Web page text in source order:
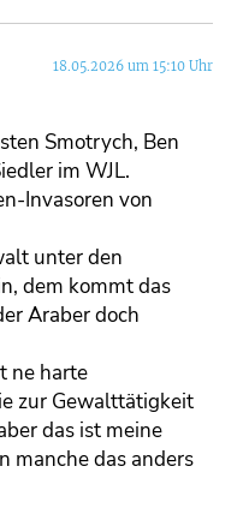
18.05.2026 um 15:10 Uhr
Smotrych, Ben
im WJL.
Invasoren von
unter den
dem kommt das
Araber doch
ne harte
zur Gewalttätigkeit
das ist meine
manche das anders